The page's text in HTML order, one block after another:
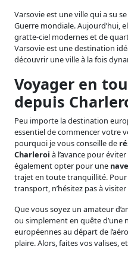
Varsovie est une ville qui a su
Guerre mondiale. Aujourd’hui,
gratte-ciel modernes et de
Varsovie est une destination
découvrir une ville à la fois
Voyager en
depuis
Peu importe la destination
essentiel de commencer votre
pourquoi je vous conseille de
Charleroi à l’avance pour
également opter pour une
trajet en toute tranquillité.
transport, n’hésitez pas à visiter
Que vous soyez un amateur
ou simplement en quête d’une
européennes au départ de
plaire. Alors, faites vos valises,